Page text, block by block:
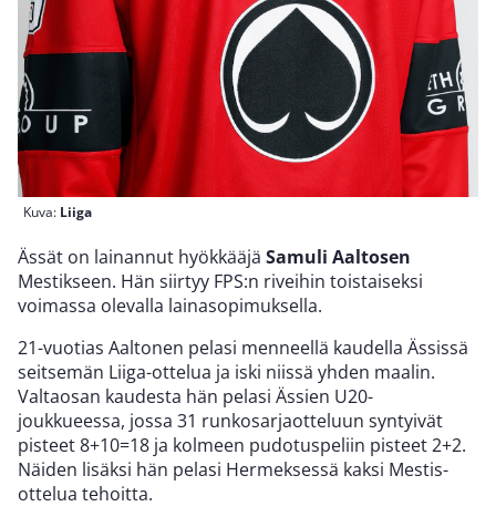
Kuva: Liiga
Ässät on lainannut hyökkääjä Samuli Aaltosen
Mestikseen. Hän siirtyy FPS:n riveihin toistaiseksi
voimassa olevalla lainasopimuksella.
21-vuotias Aaltonen pelasi menneellä kaudella Ässissä
seitsemän Liiga-ottelua ja iski niissä yhden maalin.
Valtaosan kaudesta hän pelasi Ässien U20-
joukkueessa, jossa 31 runkosarjaotteluun syntyivät
pisteet 8+10=18 ja kolmeen pudotuspeliin pisteet 2+2.
Näiden lisäksi hän pelasi Hermeksessä kaksi Mestis-
ottelua tehoitta.